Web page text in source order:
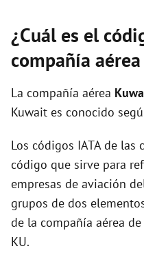
¿Cuál es el
compañía
La compañía aérea
Kuwait es conocido
Los códigos IATA de las
código que sirve para
empresas de aviación
grupos de dos
de la compañía aérea
KU.